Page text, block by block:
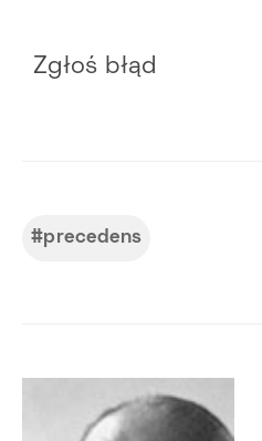
Zgłoś błąd
precedens